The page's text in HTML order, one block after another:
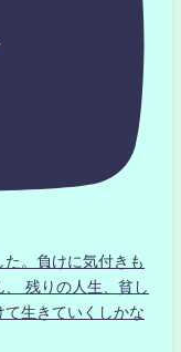
。負けに気付きも
残りの人生、貧し
て生きていくしかな